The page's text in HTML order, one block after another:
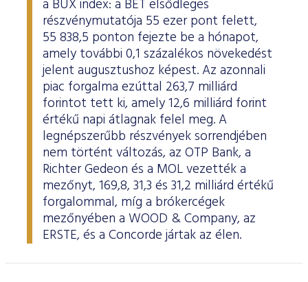
ESG Útmutató
a BUX index: a BÉT elsődleges
részvénymutatója 55 ezer pont felett,
55 838,5 ponton fejezte be a hónapot,
amely további 0,1 százalékos növekedést
jelent augusztushoz képest. Az azonnali
piac forgalma ezúttal 263,7 milliárd
forintot tett ki, amely 12,6 milliárd forint
értékű napi átlagnak felel meg. A
legnépszerűbb részvények sorrendjében
nem történt változás, az OTP Bank, a
Richter Gedeon és a MOL vezették a
mezőnyt, 169,8, 31,3 és 31,2 milliárd értékű
forgalommal, míg a brókercégek
mezőnyében a WOOD & Company, az
ERSTE, és a Concorde jártak az élen.